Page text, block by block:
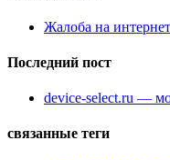
Жалоба на
Последний пост
device-select.ru —
связанные теги